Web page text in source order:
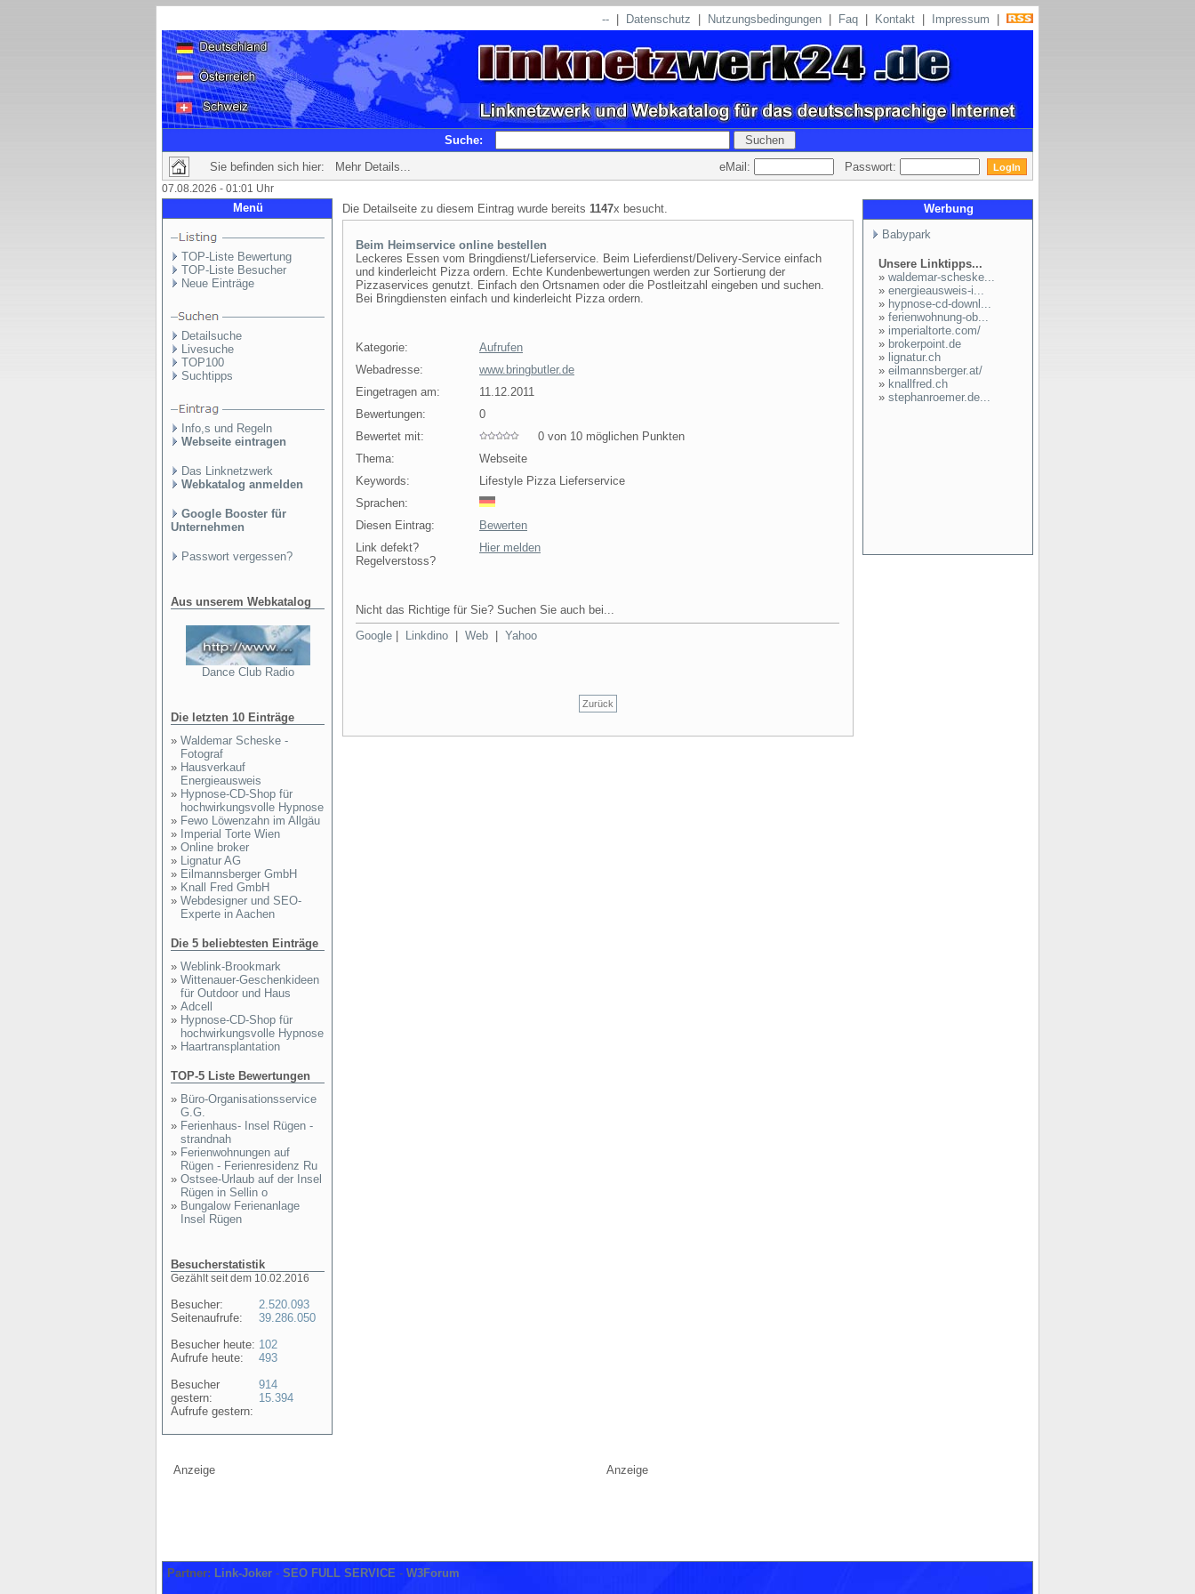
-- Datenschutz Nutzungsbedingungen Faq Kontakt Impressum
Suche:
Sie befinden sich hier: Mehr Details...
eMail: Passwort:
07.08.2026 - 01:01 Uhr
Menü
TOP-Liste Bewertung
TOP-Liste Besucher
Neue Einträge
Detailsuche
Livesuche
TOP100
Suchtipps
Info,s und Regeln
Webseite eintragen
Das Linknetzwerk
Webkatalog anmelden
Google Booster für
Unternehmen
Passwort vergessen?
Aus unserem Webkatalog
Dance Club Radio
Die letzten 10 Einträge
» Waldemar Scheske -
Fotograf
» Hausverkauf
Energieausweis
» Hypnose-CD-Shop für
hochwirkungsvolle Hypnose
» Fewo Löwenzahn im Allgäu
» Imperial Torte Wien
» Online broker
» Lignatur AG
» Eilmannsberger GmbH
» Knall Fred GmbH
» Webdesigner und SEO-
Experte in Aachen
Die 5 beliebtesten Einträge
» Weblink-Brookmark
» Wittenauer-Geschenkideen
für Outdoor und Haus
» Adcell
» Hypnose-CD-Shop für
hochwirkungsvolle Hypnose
» Haartransplantation
TOP-5 Liste Bewertungen
» Büro-Organisationsservice
G.G.
» Ferienhaus- Insel Rügen -
strandnah
» Ferienwohnungen auf
Rügen - Ferienresidenz Ru
» Ostsee-Urlaub auf der Insel
Rügen in Sellin o
» Bungalow Ferienanlage
Insel Rügen
Besucherstatistik
Gezählt seit dem 10.02.2016
Besucher:
Seitenaufrufe:
Besucher heute:
Aufrufe heute:
Besucher
gestern:
Aufrufe gestern:
2.520.093
39.286.050
102
493
914
15.394
Die Detailseite zu diesem Eintrag wurde bereits 1147x besucht.
Beim Heimservice online bestellen
Leckeres Essen vom Bringdienst/Lieferservice. Beim Lieferdienst/Delivery-Service einfach
und kinderleicht Pizza ordern. Echte Kundenbewertungen werden zur Sortierung der
Pizzaservices genutzt. Einfach den Ortsnamen oder die Postleitzahl eingeben und suchen.
Bei Bringdiensten einfach und kinderleicht Pizza ordern.
Kategorie:
Aufrufen
Webadresse:
www.bringbutler.de
Eingetragen am:
11.12.2011
Bewertungen:
0
Bewertet mit:
0 von 10 möglichen Punkten
Thema:
Webseite
Keywords:
Lifestyle Pizza Lieferservice
Sprachen:
Diesen Eintrag:
Bewerten
Link defekt?
Regelverstoss?
Hier melden
Nicht das Richtige für Sie? Suchen Sie auch bei...
Google
Linkdino Web Yahoo
Zurück
Werbung
Babypark
Unsere Linktipps...
» waldemar-scheske...
» energieausweis-i...
» hypnose-cd-downl...
» ferienwohnung-ob...
» imperialtorte.com/
» brokerpoint.de
» lignatur.ch
» eilmannsberger.at/
» knallfred.ch
» stephanroemer.de...
Anzeige Anzeige
Partner: Link-Joker - SEO FULL SERVICE - W3Forum